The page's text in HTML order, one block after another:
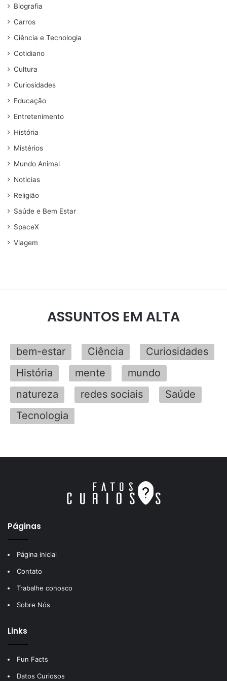
Biografia
Carros
Ciência e Tecnologia
Cotidiano
Cultura
Curiosidades
Educação
Entretenimento
História
Mistérios
Mundo Animal
Noticias
Religião
Saúde e Bem Estar
SpaceX
Viagem
ASSUNTOS EM ALTA
bem-estar Ciência
Curiosidades
História
mente
mundo
natureza
redes sociais
Saúde
Tecnologia
Páginas
Página inicial
Contato
Trabalhe conosco
Sobre Nós
Links
Fun Facts
Datos Curiosos